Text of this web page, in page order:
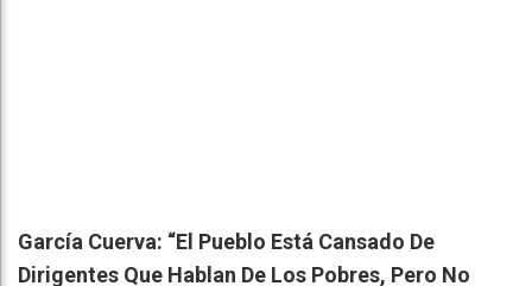
García Cuerva: “El Pueblo Está Cansado De
Dirigentes Que Hablan De Los Pobres, Pero No